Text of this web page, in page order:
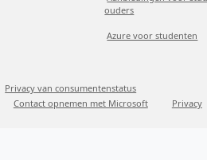
ouders
Azure voor studenten
Privacy van consumentenstatus
Contact opnemen met Microsoft
Privacy